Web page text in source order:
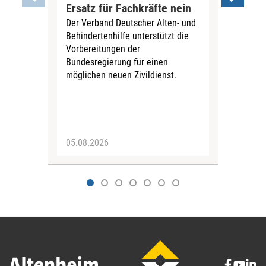
Ersatz für Fachkräfte nein
Der Verband Deutscher Alten- und
Behindertenhilfe unterstützt die
Vorbereitungen der
Bundesregierung für einen
möglichen neuen Zivildienst.
05.08.2026